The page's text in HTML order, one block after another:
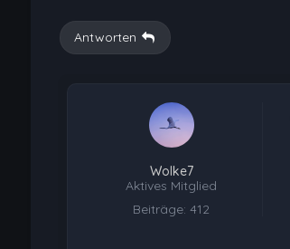
Antworten
Wolke7
Aktives Mitglied
Beiträge: 412